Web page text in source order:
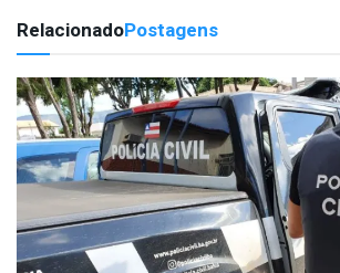
RelacionadoPostagens